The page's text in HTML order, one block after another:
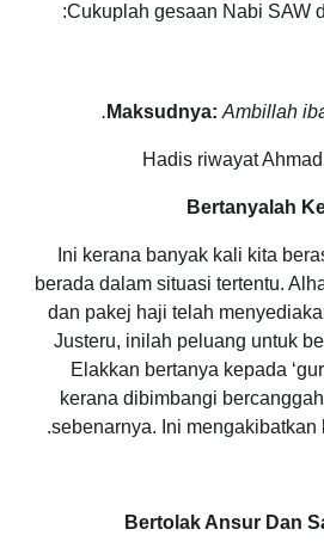
Cukuplah gesaan Nabi SAW
Maksudnya: Ambillah
Hadis riwayat
Ini kerana banyak kali kita
berada dalam situasi tertentu.
dan pakej haji telah
Justeru, inilah peluang untuk
Elakkan bertanya kepada
kerana dibimbangi
sebenarnya. Ini mengakibatkan